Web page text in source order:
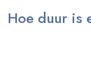
Hoe duur is